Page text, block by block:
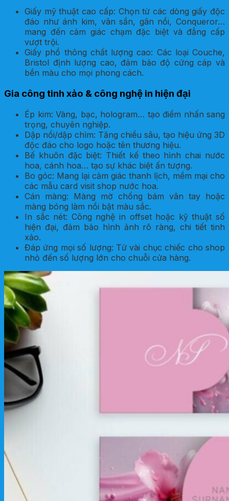
Giấy mỹ thuật cao cấp: Chọn từ các dòng giấy độc
đáo như ánh kim, vân sần, gân nổi, Conqueror…
mang đến cảm giác chạm đặc biệt và đẳng cấp
vượt trội.
Giấy phổ thông chất lượng cao: Các loại Couche,
Bristol định lượng cao, đảm bảo độ cứng cáp và
bền màu cho mọi phong cách.
Gia công tinh xảo & công nghệ in hiện đại
Ép kim: Vàng, bạc, hologram… tạo điểm nhấn sang
trọng, chuyên nghiệp.
Dập nổi/dập chìm: Tăng chiều sâu, tạo hiệu ứng 3D
độc đáo cho logo hoặc tên thương hiệu.
Bế khuôn đặc biệt: Thiết kế theo hình chai nước
hoa, cánh hoa… tạo sự khác biệt ấn tượng.
Bo góc: Mang lại cảm giác thanh lịch, mềm mại cho
các mẫu card visit shop nước hoa.
Cán màng: Màng mờ chống bám vân tay hoặc
màng bóng làm nổi bật màu sắc.
In sắc nét: Công nghệ in offset hoặc kỹ thuật số
hiện đại, đảm bảo hình ảnh rõ ràng, chi tiết tinh
xảo.
Đáp ứng mọi số lượng: Từ vài chục chiếc cho shop
nhỏ đến số lượng lớn cho chuỗi cửa hàng.